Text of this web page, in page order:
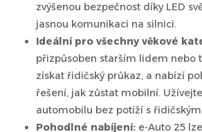
zvýšenou bezpečnost díky LED
jasnou komunikaci na silnici.
Ideální pro všechny věkové
přizpůsoben starším lidem nebo
získat řidičský průkaz, a nabízí
řešení, jak zůstat mobilní.
automobilu bez potíží s
Pohodlné nabíjení: e-Auto 25